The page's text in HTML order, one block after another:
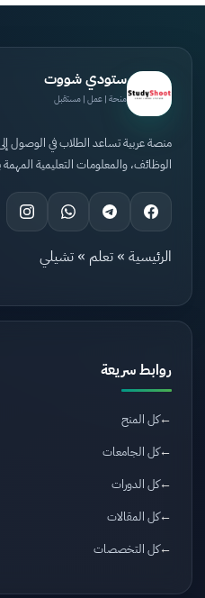
ستودي شووت
منحة | عمل | مستقبل
منصة عربية تساعد الطلاب في الوصول
الوظائف، والمعلومات التعليمية
الرئيسية » تعلم » تشيلي
روابط سريعة
كل المنح
كل الجامعات
كل الدورات
كل المقالات
كل التخصصات